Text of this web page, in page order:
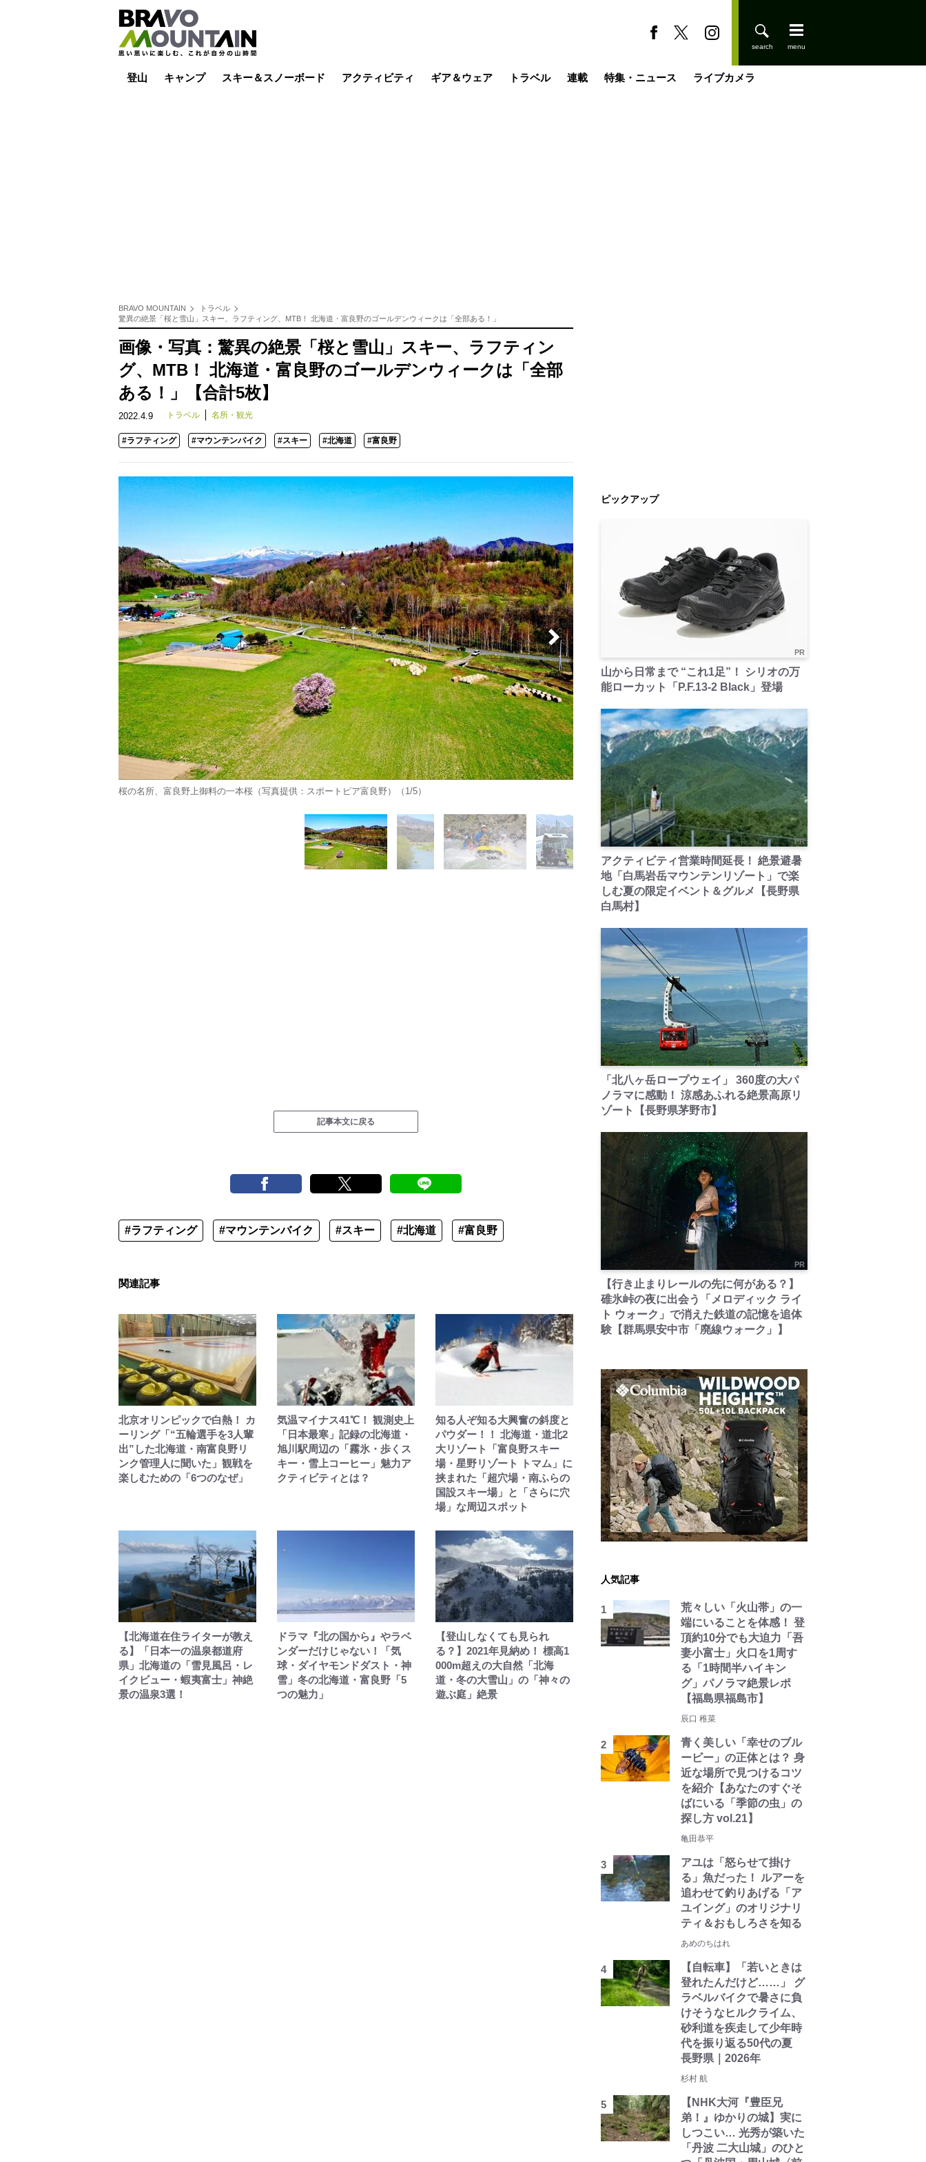
登山 キャンプ スキー＆スノーボード アクティビティ ギア＆ウェア トラベル 連載 特集・ニュース ライブカメラ
BRAVO MOUNTAIN
トラベル
驚異の絶景「桜と雪山」スキー、ラフティング、MTB！ 北海道・富良野のゴールデンウィークは「全部ある！」
画像・写真：驚異の絶景「桜と雪山」スキー、ラフティン
グ、MTB！ 北海道・富良野のゴールデンウィークは「全部
ある！」【合計5枚】
2022.4.9 トラベル 名所・観光
#ラフティング #マウンテンバイク #スキー #北海道 #富良野
桜の名所、富良野上御料の一本桜（写真提供：スポートピア富良野）（1/5）
記事本文に戻る
#ラフティング #マウンテンバイク #スキー #北海道 #富良野
関連記事
北京オリンピックで白熱！ カ
ーリング「“五輪選手を3人輩
出”した北海道・南富良野リ
ンク管理人に聞いた」観戦を
楽しむための「6つのなぜ」
気温マイナス41℃！ 観測史上
「日本最寒」記録の北海道・
旭川駅周辺の「霧氷・歩くス
キー・雪上コーヒー」魅力ア
クティビティとは？
知る人ぞ知る大興奮の斜度と
パウダー！！ 北海道・道北2
大リゾート「富良野スキー
場・星野リゾート トマム」に
挟まれた「超穴場・南ふらの
国設スキー場」と「さらに穴
場」な周辺スポット
【北海道在住ライターが教え
る】「日本一の温泉都道府
県」北海道の「雪見風呂・レ
イクビュー・蝦夷富士」神絶
景の温泉3選！
ドラマ『北の国から』やラベ
ンダーだけじゃない！「気
球・ダイヤモンドダスト・神
雪」冬の北海道・富良野「5
つの魅力」
【登山しなくても見られ
る？】2021年見納め！ 標高1
000m超えの大自然「北海
道・冬の大雪山」の「神々の
遊ぶ庭」絶景
ピックアップ
PR
山から日常まで “これ1足”！ シリオの万
能ローカット「P.F.13-2 Black」登場
PR
アクティビティ営業時間延長！ 絶景避暑
地「白馬岩岳マウンテンリゾート」で楽
しむ夏の限定イベント＆グルメ【長野県
白馬村】
PR
「北八ヶ岳ロープウェイ」 360度の大パ
ノラマに感動！ 涼感あふれる絶景高原リ
ゾート【長野県茅野市】
PR
【行き止まりレールの先に何がある？】
碓氷峠の夜に出会う「メロディック ライ
ト ウォーク」で消えた鉄道の記憶を追体
験【群馬県安中市「廃線ウォーク」】
人気記事
荒々しい「火山帯」の一
端にいることを体感！ 登
頂約10分でも大迫力「吾
妻小富士」火口を1周す
る「1時間半ハイキン
グ」パノラマ絶景レポ
【福島県福島市】
辰口 稚菜
青く美しい「幸せのブル
ービー」の正体とは？ 身
近な場所で見つけるコツ
を紹介【あなたのすぐそ
ばにいる「季節の虫」の
探し方 vol.21】
亀田恭平
アユは「怒らせて掛け
る」魚だった！ ルアーを
追わせて釣りあげる「ア
ユイング」のオリジナリ
ティ＆おもしろさを知る
あめのちはれ
【自転車】「若いときは
登れたんだけど……」 グ
ラベルバイクで暑さに負
けそうなヒルクライム、
砂利道を疾走して少年時
代を振り返る50代の夏
長野県｜2026年
杉村 航
【NHK大河『豊臣兄
弟！』ゆかりの城】実に
しつこい… 光秀が築いた
「丹波 二大山城」のひと